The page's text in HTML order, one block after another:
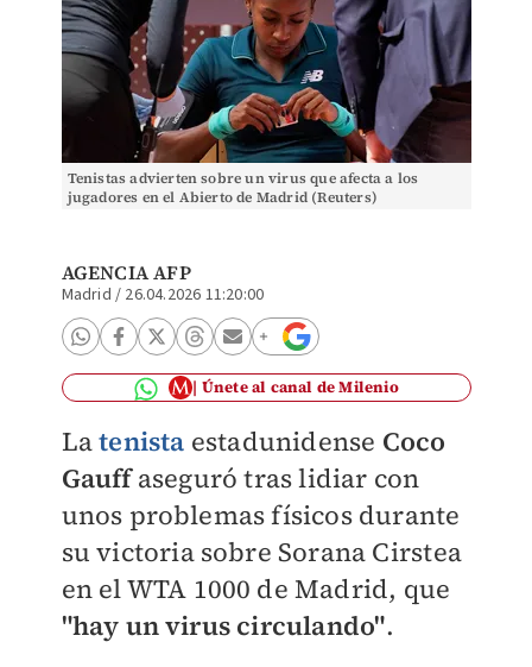
Tenistas advierten sobre un virus que afecta a los
jugadores en el Abierto de Madrid (Reuters)
AGENCIA AFP
Madrid / 26.04.2026 11:20:00
Únete al canal de Milenio
Latenista estadunidense Coco
Gauffaseguró tras lidiar con
unos problemas físicos durante
su victoria sobre Sorana Cirstea
en el WTA 1000 de Madrid, que
"hay un virus circulando".